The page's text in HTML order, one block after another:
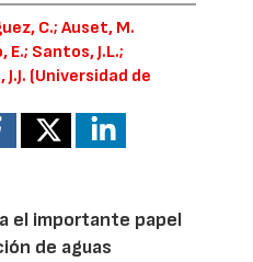
C.; Auset, M.
E.; Santos, J.L.;
(Universidad de
el importante papel
de aguas